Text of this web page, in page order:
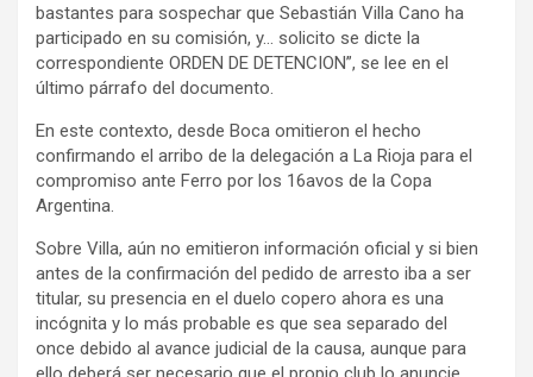
bastantes para sospechar que Sebastián Villa Cano ha
participado en su comisión, y… solicito se dicte la
correspondiente ORDEN DE DETENCION”, se lee en el
último párrafo del documento.
En este contexto, desde Boca omitieron el hecho
confirmando el arribo de la delegación a La Rioja para el
compromiso ante Ferro por los 16avos de la Copa
Argentina.
Sobre Villa, aún no emitieron información oficial y si bien
antes de la confirmación del pedido de arresto iba a ser
titular, su presencia en el duelo copero ahora es una
incógnita y lo más probable es que sea separado del
once debido al avance judicial de la causa, aunque para